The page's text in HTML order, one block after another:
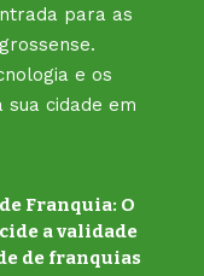
para as
e os
cidade em
Franquia: O
a validade
de franquias